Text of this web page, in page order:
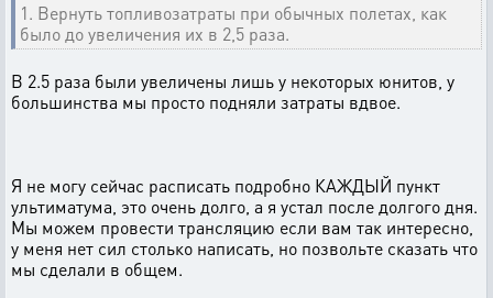
1. Вернуть топливозатраты при обычных полетах, как
было до увеличения их в 2,5 раза.
В 2.5 раза были увеличены лишь у некоторых юнитов, у
большинства мы просто подняли затраты вдвое.
Я не могу сейчас расписать подробно КАЖДЫЙ пункт
ультиматума, это очень долго, а я устал после долгого дня.
Мы можем провести трансляцию если вам так интересно,
у меня нет сил столько написать, но позвольте сказать что
мы сделали в общем.